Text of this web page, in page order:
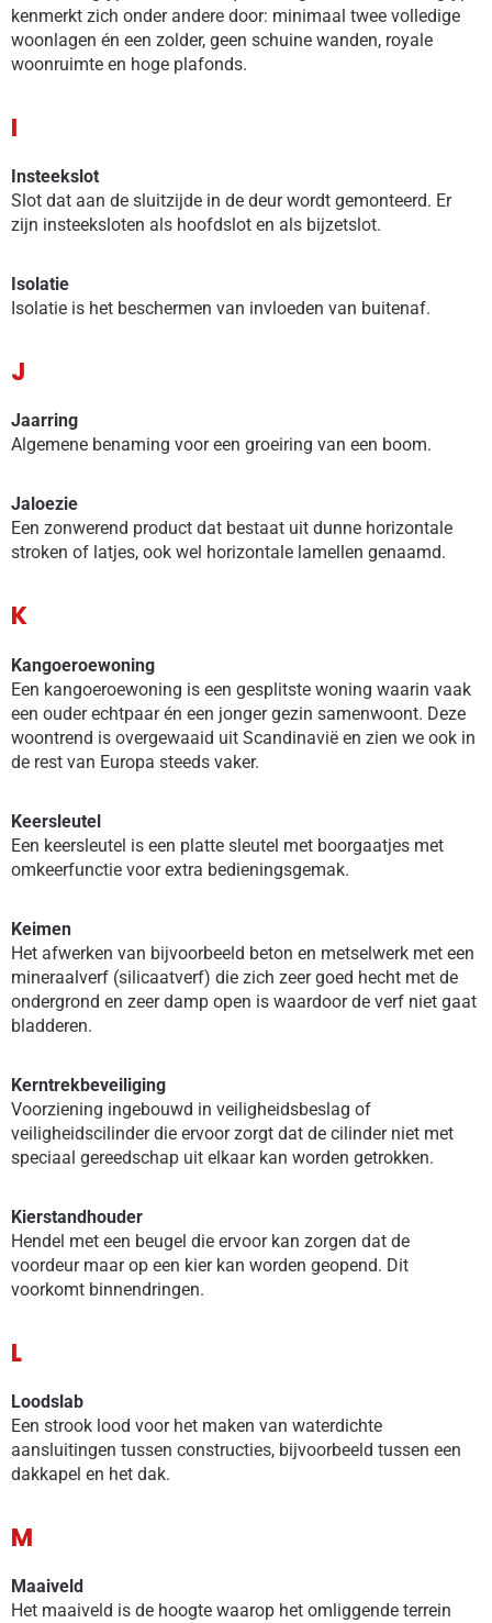
kenmerkt zich onder andere door: minimaal twee volledige
woonlagen én een zolder, geen schuine wanden, royale
woonruimte en hoge plafonds.
I
Insteekslot
Slot dat aan de sluitzijde in de deur wordt gemonteerd. Er
zijn insteeksloten als hoofdslot en als bijzetslot.
Isolatie
Isolatie is het beschermen van invloeden van buitenaf.
J
Jaarring
Algemene benaming voor een groeiring van een boom.
Jaloezie
Een zonwerend product dat bestaat uit dunne horizontale
stroken of latjes, ook wel horizontale lamellen genaamd.
K
Kangoeroewoning
Een kangoeroewoning is een gesplitste woning waarin vaak
een ouder echtpaar én een jonger gezin samenwoont. Deze
woontrend is overgewaaid uit Scandinavië en zien we ook in
de rest van Europa steeds vaker.
Keersleutel
Een keersleutel is een platte sleutel met boorgaatjes met
omkeerfunctie voor extra bedieningsgemak.
Keimen
Het afwerken van bijvoorbeeld beton en metselwerk met een
mineraalverf (silicaatverf) die zich zeer goed hecht met de
ondergrond en zeer damp open is waardoor de verf niet gaat
bladderen.
Kerntrekbeveiliging
Voorziening ingebouwd in veiligheidsbeslag of
veiligheidscilinder die ervoor zorgt dat de cilinder niet met
speciaal gereedschap uit elkaar kan worden getrokken.
Kierstandhouder
Hendel met een beugel die ervoor kan zorgen dat de
voordeur maar op een kier kan worden geopend. Dit
voorkomt binnendringen.
L
Loodslab
Een strook lood voor het maken van waterdichte
aansluitingen tussen constructies, bijvoorbeeld tussen een
dakkapel en het dak.
M
Maaiveld
Het maaiveld is de hoogte waarop het omliggende terrein